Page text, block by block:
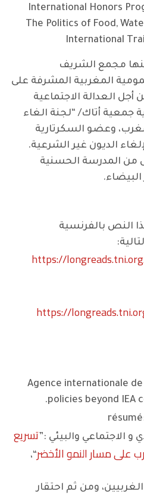
International Honors
The Politics of Food,
International
مجمع الشريف
المغربية المشرفة على
العدالة الاجتماعية
جمعية أتاك/ “لجنة الغاء
وعضو السكرتارية
الديون غير الشرعية.
المدرسة الحسنية
النص بالفرنسية
https://
https://
1- Agence internationale
policies beyond IEA
تسريع
على مسار النمو الأخضر“،
ومن ثم احتقار